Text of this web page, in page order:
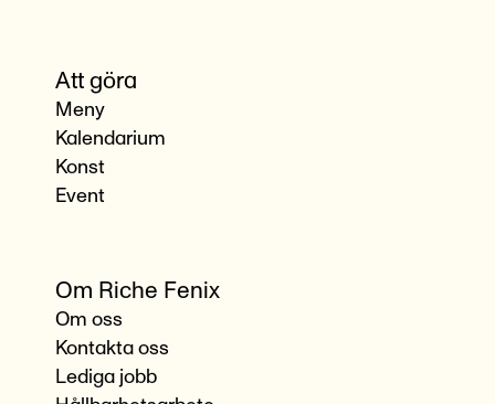
Att göra
Meny
Kalendarium
Konst
Event
Om Riche Fenix
Om oss
Kontakta oss
Lediga jobb